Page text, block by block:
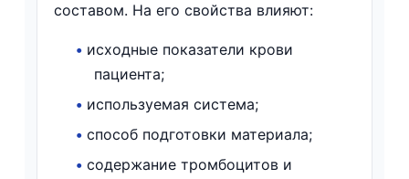
составом. На его свойства влияют:
• исходные показатели крови
пациента;
• используемая система;
• способ подготовки материала;
• содержание тромбоцитов и